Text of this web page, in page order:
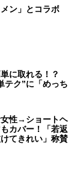
メン」とコラボ
単に取れる！？
テク”に「めっち
女性→ショートヘ
カバー！「若返
てきれい」称賛